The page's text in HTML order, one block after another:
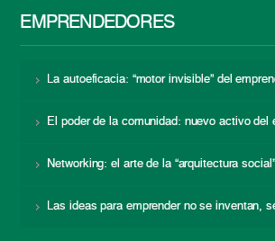
EMPRENDEDORES
La autoeficacia: “motor invisible” del
El poder de la comunidad: nuevo activo del
Networking: el arte de la “arquitectura
Las ideas para emprender no se inventan,